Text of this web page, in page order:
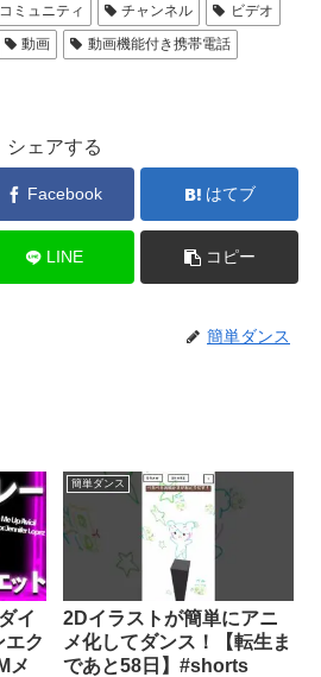
コミュニティ チャンネル
ビデオ
動画
動画機能付き携帯電話
シェアする
Facebook はてブ
LINE コピー
簡単ダンス
イ
エク
メ
簡単ダンス
2Dイラストが簡単にアニ
メ化してダンス！【転生ま
であと58日】#shorts